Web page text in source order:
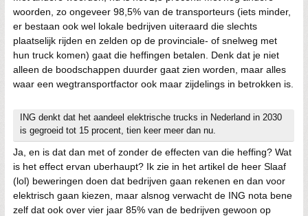
woorden, zo ongeveer 98,5% van de transporteurs (iets minder,
er bestaan ook wel lokale bedrijven uiteraard die slechts
plaatselijk rijden en zelden op de provinciale- of snelweg met
hun truck komen) gaat die heffingen betalen. Denk dat je niet
alleen de boodschappen duurder gaat zien worden, maar alles
waar een wegtransportfactor ook maar zijdelings in betrokken is.
ING denkt dat het aandeel elektrische trucks in Nederland in 2030
is gegroeid tot 15 procent, tien keer meer dan nu.
Ja, en is dat dan met of zonder de effecten van die heffing? Wat
is het effect ervan uberhaupt? Ik zie in het artikel de heer Slaaf
(lol) beweringen doen dat bedrijven gaan rekenen en dan voor
elektrisch gaan kiezen, maar alsnog verwacht de ING nota bene
zelf dat ook over vier jaar 85% van de bedrijven gewoon op